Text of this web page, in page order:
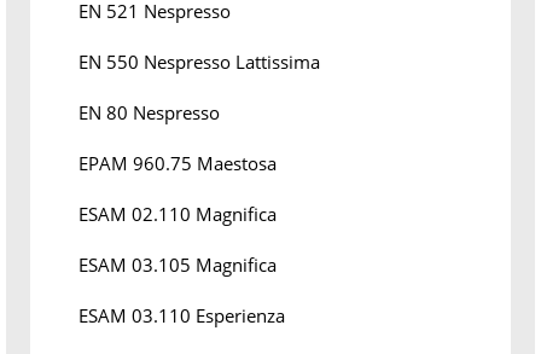
EN 521 Nespresso
EN 550 Nespresso Lattissima
EN 80 Nespresso
EPAM 960.75 Maestosa
ESAM 02.110 Magnifica
ESAM 03.105 Magnifica
ESAM 03.110 Esperienza